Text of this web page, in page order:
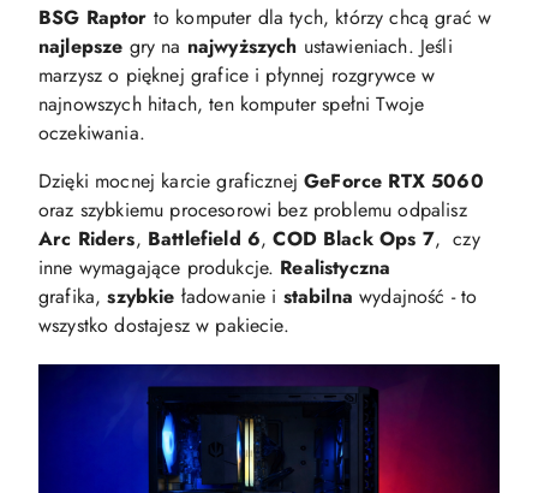
BSG Raptor to komputer dla tych, którzy chcą grać w
najlepsze gry na najwyższych ustawieniach. Jeśli
marzysz o pięknej grafice i płynnej rozgrywce w
najnowszych hitach, ten komputer spełni Twoje
oczekiwania.
Dzięki mocnej karcie graficznejGeForce RTX 5060
oraz szybkiemu procesorowi bez problemu odpalisz
Arc Riders, Battlefield 6,COD Black Ops 7, czy
inne wymagające produkcje. Realistyczna
grafika,szybkie ładowanie i stabilna wydajność - to
wszystko dostajesz w pakiecie.